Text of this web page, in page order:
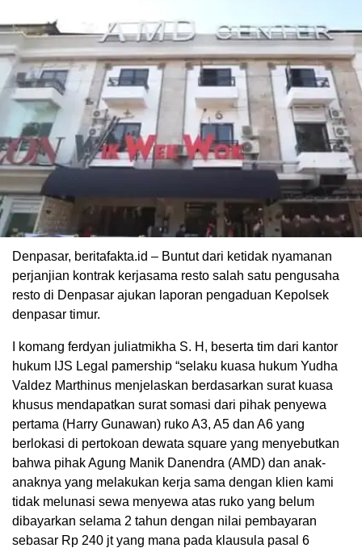
Denpasar, beritafakta.id – Buntut dari ketidak nyamanan
perjanjian kontrak kerjasama resto salah satu pengusaha
resto di Denpasar ajukan laporan pengaduan Kepolsek
denpasar timur.
I komang ferdyan juliatmikha S. H, beserta tim dari kantor
hukum IJS Legal pamership “selaku kuasa hukum Yudha
Valdez Marthinus menjelaskan berdasarkan surat kuasa
khusus mendapatkan surat somasi dari pihak penyewa
pertama (Harry Gunawan) ruko A3, A5 dan A6 yang
berlokasi di pertokoan dewata square yang menyebutkan
bahwa pihak Agung Manik Danendra (AMD) dan anak-
anaknya yang melakukan kerja sama dengan klien kami
tidak melunasi sewa menyewa atas ruko yang belum
dibayarkan selama 2 tahun dengan nilai pembayaran
sebasar Rp 240 jt yang mana pada klausula pasal 6